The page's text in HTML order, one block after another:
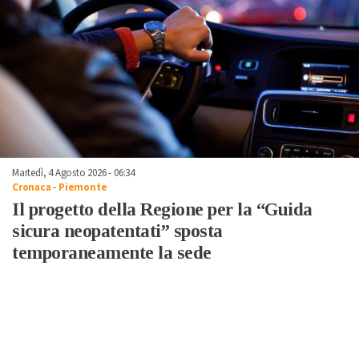
Martedì, 4 Agosto 2026 - 06:34
Cronaca- Piemonte
Il progetto della Regione per la “Guida
sicura neopatentati” sposta
temporaneamente la sede